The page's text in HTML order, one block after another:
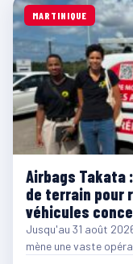
MARTINIQUE
Airbags Takata
de terrain pour
véhicules
Jusqu'au 31 août
mène une vaste